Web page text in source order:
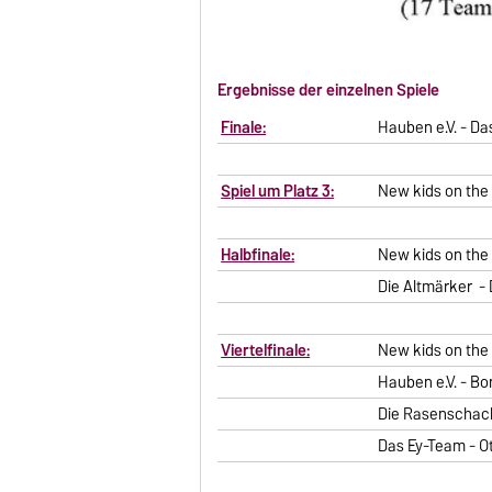
Ergebnisse der einzelnen Spiele
Finale:
Hauben e.V. -
Spiel um Platz 3: New kids on
Halbfinale:
New kids on
Die Altmärker -
Viertelfinale:
New kids on
Hauben e.V. -
Die
Das Ey-Team -